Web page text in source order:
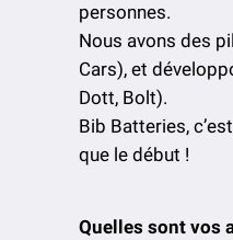
personnes.
Nous avons des
Cars), et
Dott, Bolt).
Bib Batteries,
que le début !
Quelles sont vos